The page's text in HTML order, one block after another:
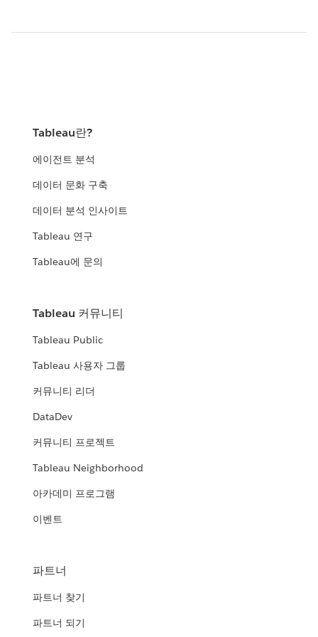
Tableau란?
에이전트 분석
데이터 문화 구축
데이터 분석 인사이트
Tableau 연구
Tableau에 문의
Tableau 커뮤니티
Tableau Public
Tableau 사용자 그룹
커뮤니티 리더
DataDev
커뮤니티 프로젝트
Tableau Neighborhood
아카데미 프로그램
이벤트
파트너
파트너 찾기
파트너 되기